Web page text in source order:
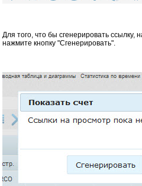
Для того, что бы сгенерировать
нажмите кнопку "Сгенерировать".